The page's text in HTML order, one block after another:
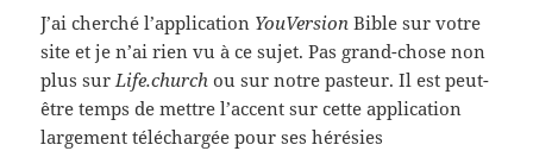
J’ai cherché l’application YouVersion Bible sur votre
site et je n’ai rien vu à ce sujet. Pas grand-chose non
plus surLife.churchou sur notre pasteur. Il est peut-
être temps de mettre l’accent sur cette application
largement téléchargée pour ses hérésies